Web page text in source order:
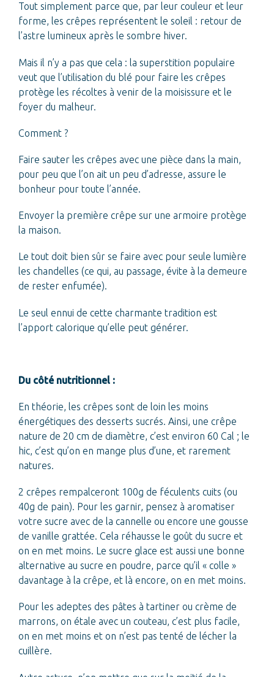
Tout simplement parce que, par leur couleur et leur
forme, les crêpes représentent le soleil : retour de
l’astre lumineux après le sombre hiver.
Mais il n’y a pas que cela : la superstition populaire
veut que l’utilisation du blé pour faire les crêpes
protège les récoltes à venir de la moisissure et le
foyer du malheur.
Comment ?
Faire sauter les crêpes avec une pièce dans la main,
pour peu que l’on ait un peu d’adresse, assure le
bonheur pour toute l’année.
Envoyer la première crêpe sur une armoire protège
la maison.
Le tout doit bien sûr se faire avec pour seule lumière
les chandelles (ce qui, au passage, évite à la demeure
de rester enfumée).
Le seul ennui de cette charmante tradition est
l’apport calorique qu’elle peut générer.
Du côté nutritionnel :
En théorie, les crêpes sont de loin les moins
énergétiques des desserts sucrés. Ainsi, une crêpe
nature de 20 cm de diamètre, c’est environ 60 Cal ; le
hic, c’est qu’on en mange plus d’une, et rarement
natures.
2 crêpes rempalceront 100g de féculents cuits (ou
40g de pain). Pour les garnir, pensez à aromatiser
votre sucre avec de la cannelle ou encore une gousse
de vanille grattée. Cela réhausse le goût du sucre et
on en met moins. Le sucre glace est aussi une bonne
alternative au sucre en poudre, parce qu’il « colle »
davantage à la crêpe, et là encore, on en met moins.
Pour les adeptes des pâtes à tartiner ou crème de
marrons, on étale avec un couteau, c’est plus facile,
on en met moins et on n’est pas tenté de lécher la
cuillère.